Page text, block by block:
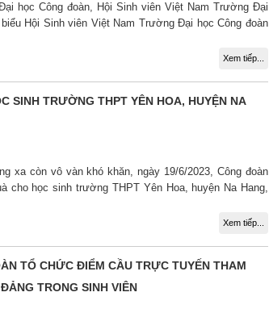
học Công đoàn, Hội Sinh viên Việt Nam Trường Đại
Hội Sinh viên Việt Nam Trường Đại học Công đoàn
Xem tiếp...
SINH TRƯỜNG THPT YÊN HOA, HUYỆN NA
xa còn vô vàn khó khăn, ngày 19/6/2023, Công đoàn
cho học sinh trường THPT Yên Hoa, huyện Na Hang,
Xem tiếp...
TỔ CHỨC ĐIỂM CẦU TRỰC TUYẾN THAM
TRONG SINH VIÊN